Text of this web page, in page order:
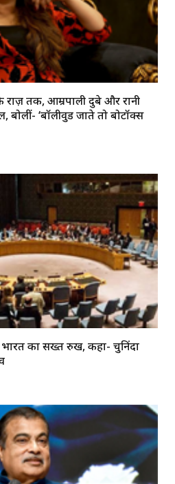
तक, आम्रपाली दुबे और रानी
बोलीं- ‘बॉलीवुड जाते तो बोटॉक्स
भारत का सख्त रुख, कहा- चुनिंदा